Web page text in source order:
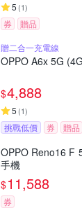
5 (1)
券
贈品
贈二合一充電線
OPPO A6x 5G
$4,888
5 (1)
挑戰低價 券 贈品
OPPO Reno16 F
手機
$11,588
券